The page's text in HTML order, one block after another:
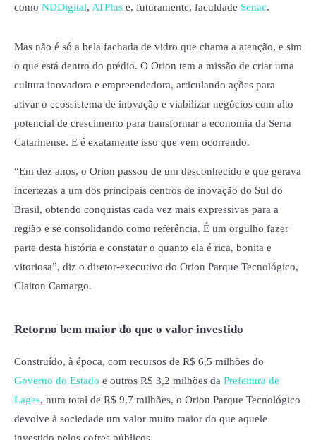
como NDDigital, ATPlus e, futuramente, faculdade Senac.
Mas não é só a bela fachada de vidro que chama a atenção, e sim
o que está dentro do prédio. O Orion tem a missão de criar uma
cultura inovadora e empreendedora, articulando ações para
ativar o ecossistema de inovação e viabilizar negócios com alto
potencial de crescimento para transformar a economia da Serra
Catarinense. E é exatamente isso que vem ocorrendo.
“Em dez anos, o Orion passou de um desconhecido e que gerava
incertezas a um dos principais centros de inovação do Sul do
Brasil, obtendo conquistas cada vez mais expressivas para a
região e se consolidando como referência. É um orgulho fazer
parte desta história e constatar o quanto ela é rica, bonita e
vitoriosa”, diz o diretor-executivo do Orion Parque Tecnológico,
Claiton Camargo.
Retorno bem maior do que o valor investido
Construído, à época, com recursos de R$ 6,5 milhões do
Governo do Estado e outros R$ 3,2 milhões da Prefeitura de
Lages, num total de R$ 9,7 milhões, o Orion Parque Tecnológico
devolve à sociedade um valor muito maior do que aquele